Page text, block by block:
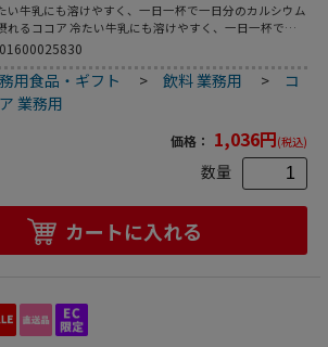
い牛乳にも溶けやすく、一日一杯で一日分のカルシウム
れるココア 冷たい牛乳にも溶けやすく、一日一杯で一
のカルシウムが摂れる、栄養機能食品のココア ●原材
クカルシウム、ホエイたんぱく、ミルクオリゴ糖、食用
、食塩、殺菌乳酸菌粉末／乳化剤、香料、ピロリン酸
、ナイアシン、Ｖ．Ｂ１、Ｖ．Ａ、Ｖ．Ｂ２、Ｖ．Ｄ●ア
ルギー表示：乳●内容量：１８０ｇ生産国：日本商品区
：栄養機能食品メーカー：森永製菓株式会社※メーカーの
合により、パッケージ・仕様等は予告なく変更になる場合
用食品・ギフト >飲料 業務用 > コ
業務用
価格： 1,036円(税込)
数量
カートに入れる